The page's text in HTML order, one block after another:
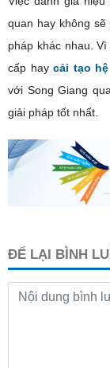
quan hay không
pháp khác nhau.
cấp hay cải tạo
với Song Giang
giải pháp tốt nhất.
ĐỂ LẠI BÌNH